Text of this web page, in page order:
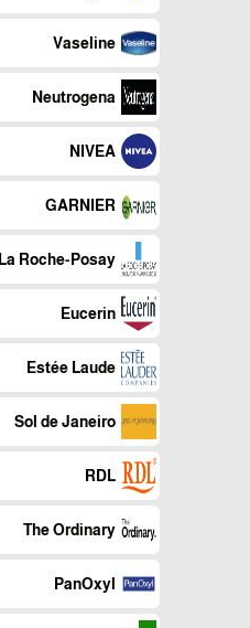
Vaseline
Neutrogena
NIVEA
GARNIER
La Roche-Posay
Eucerin
Estée Laude
Sol de Janeiro
RDL
The Ordinary
PanOxyl